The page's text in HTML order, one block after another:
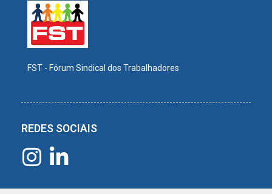
FST - Fórum Sindical dos Trabalhadores
REDES SOCIAIS